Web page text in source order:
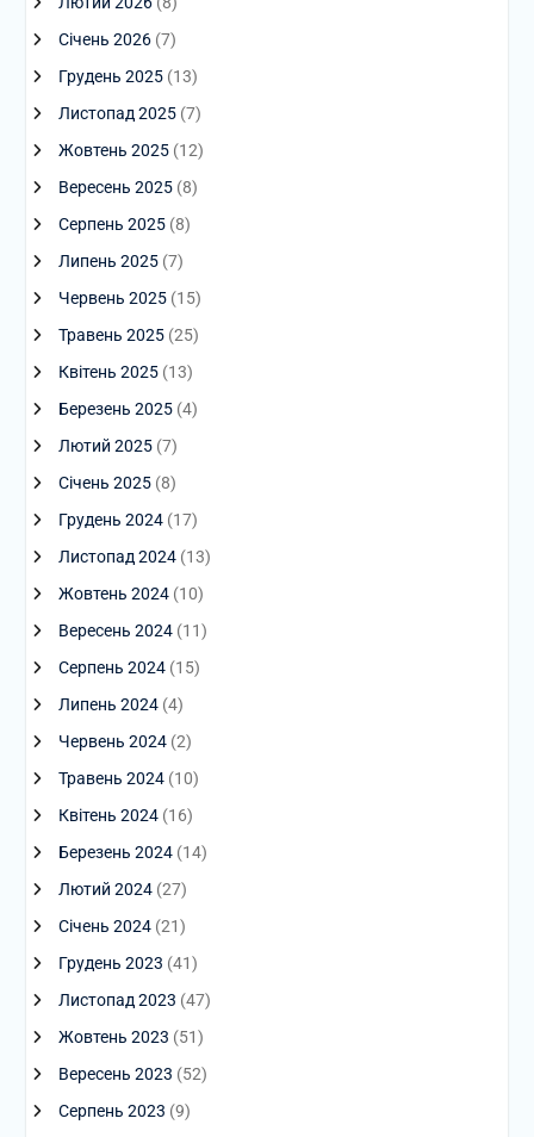
Січень 2026(7)
Грудень 2025(13)
Листопад 2025(7)
Жовтень 2025(12)
Вересень 2025(8)
Серпень 2025(8)
Липень 2025(7)
Червень 2025(15)
Травень 2025(25)
Квітень 2025(13)
Березень 2025(4)
Лютий 2025(7)
Січень 2025(8)
Грудень 2024(17)
Листопад 2024(13)
Жовтень 2024(10)
Вересень 2024(11)
Серпень 2024(15)
Липень 2024(4)
Червень 2024(2)
Травень 2024(10)
Квітень 2024(16)
Березень 2024(14)
Лютий 2024(27)
Січень 2024(21)
Грудень 2023 (41)
Листопад 2023 (47)
Жовтень 2023 (51)
Вересень 2023 (52)
Серпень 2023 (9)